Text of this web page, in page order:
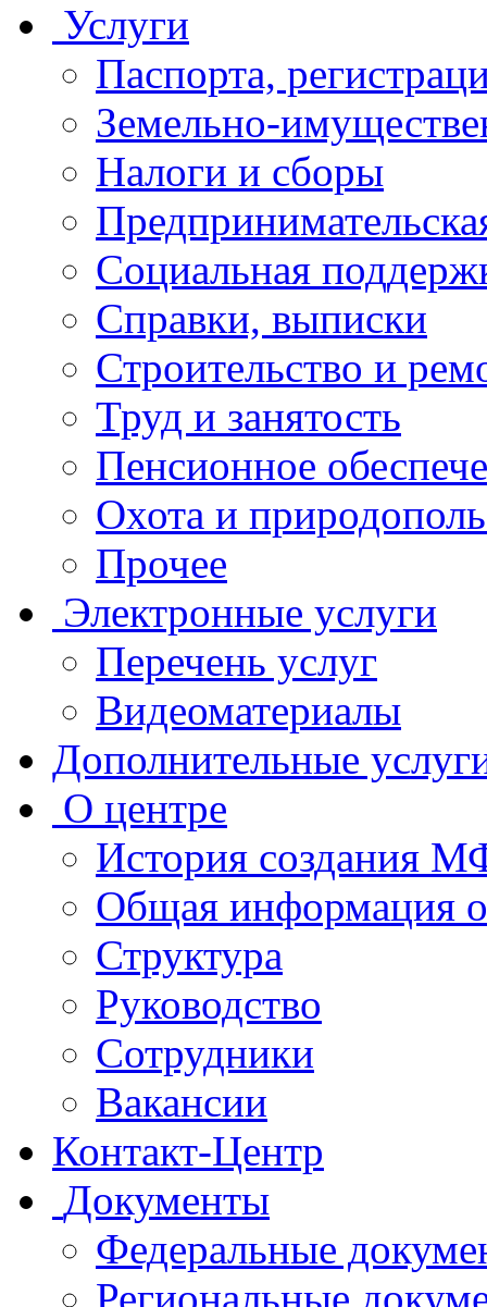
Услуги
Паспорта,
Земельно-
Налоги и сборы
Социальная
Справки, выписки
Строительство и
Труд и занятость
Пенсионное
Охота и
Прочее
Электронные услуги
Перечень услуг
Видеоматериалы
Дополнительные
О центре
История создания
Общая
Структура
Руководство
Сотрудники
Вакансии
Контакт-Центр
Документы
Федеральные